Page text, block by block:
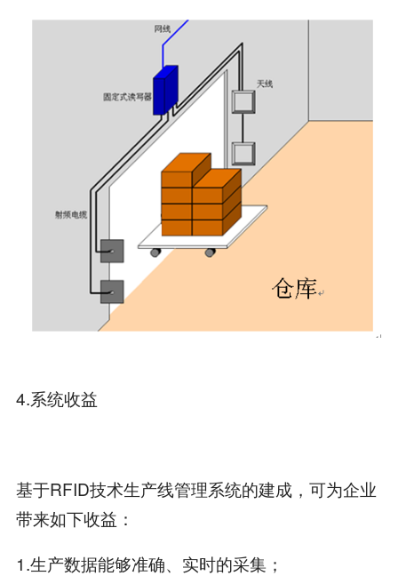
4.系统收益
基于RFID技术生产线管理系统的建成，可为企业
带来如下收益：
1.生产数据能够准确、实时的采集；